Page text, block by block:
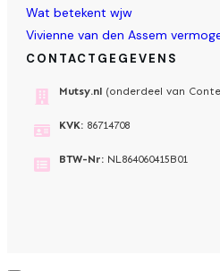
Wat betekent wjw
Vivienne van den Assem
CONTACTGEGEVENS
Mutsy.nl (onderdeel van
KVK: 86714708
BTW-Nr: NL864060415B01